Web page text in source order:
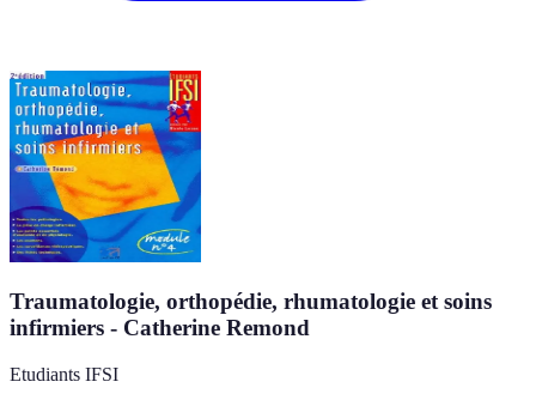
Traumatologie, orthopédie, rhumatologie et soins
infirmiers - Catherine Remond
Etudiants IFSI